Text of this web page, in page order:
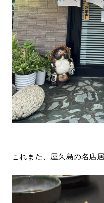
これまた、屋久島の名店